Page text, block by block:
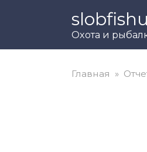
Охота и
Главная »